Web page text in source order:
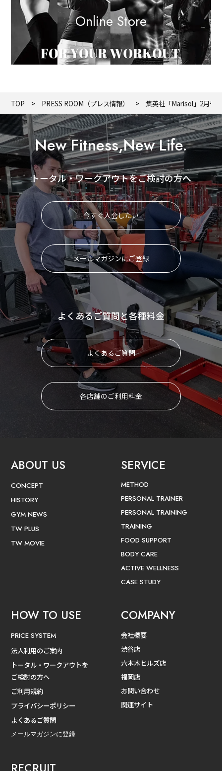
Online Store
TOP PRESS ROOM（プレス情報） 集英社「Marisol」2月号
New Fitness,New Life.
トータル・ワークアウトをご検討の方へ
今すぐ入会したい
メールマガジンにご登録
よくあるご質問と各種料金
よくあるご質問
各店舗のご利用料金
ABOUT US
CONCEPT
HISTORY
GYM NEWS
TW PLUS
TW MOVIE
SERVICE
METHOD
PERSONAL TRAINER
PERSONAL TRAINING
TRAINING
FOOD SUPPORT
BODY CARE
ACTIVE WELLNESS
CASE STUDY
HOW TO USE
PRICE SYSTEM
法人利用のご案内
トータル・ワークアウトを
ご検討の方へ
ご利用規約
プライバシーポリシー
よくあるご質問
メールマガジンに登録
COMPANY
会社概要
渋谷店
六本木ヒルズ店
福岡店
お問い合わせ
関連サイト